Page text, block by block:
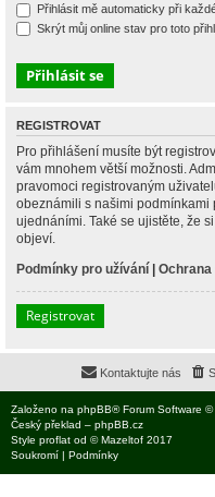
Přihlásit mě automaticky při
Skrýt můj online stav pro toto
REGISTROVAT
Pro přihlášení musíte být
vám mnohem větší možnosti.
pravomoci registrovaným
obeznámili s našimi podmínkami
ujednáními. Také se ujistěte, že
objeví.
Podmínky pro užívání |
Registrovat
Kontaktujte nás
Založeno na phpBB® Forum Software ©
Český překlad – phpBB.cz
Style proflat od ©Mazeltof 2017
Soukromí | Podmínky